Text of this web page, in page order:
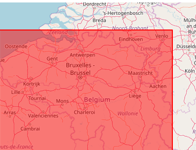
uriRef:
Droits
Couverture
temporelle: